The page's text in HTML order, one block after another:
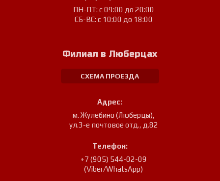
ПН-ПТ: с 09:00 до 20:00
СБ-ВС: с 10:00 до 18:00
Филиал в Люберцах
СХЕМА ПРОЕЗДА
Адрес:
м. Жулебино (Люберцы),
ул.3-е почтовое отд., д.82
Телефон:
+7 (905) 544-02-09
(Viber/WhatsApp)